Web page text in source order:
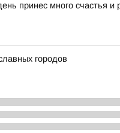
принес много счастья
городов